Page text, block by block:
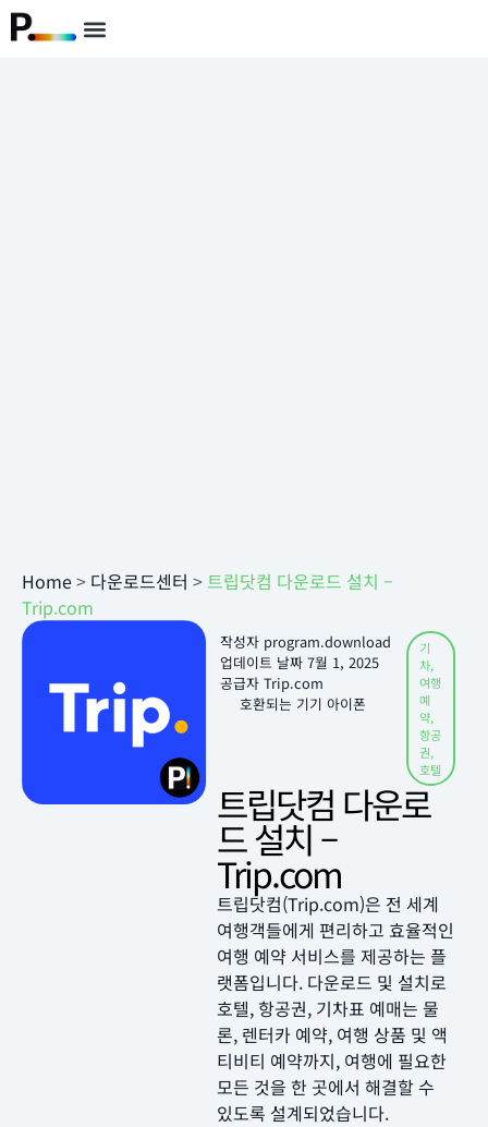
Home> 다운로드센터 > 트립닷컴 다운로드 설치 –
Trip.com
작성자 program.download
업데이트 날짜 7월 1, 2025
공급자 Trip.com
호환되는 기기 아이폰
기
차,
여행
예
약,
항공
권,
호텔
트립닷컴 다운로
드 설치 –
Trip.com
트립닷컴(Trip.com)은 전 세계
여행객들에게 편리하고 효율적인
여행 예약 서비스를 제공하는 플
랫폼입니다. 다운로드 및 설치로
호텔, 항공권, 기차표 예매는 물
론, 렌터카 예약, 여행 상품 및 액
티비티 예약까지, 여행에 필요한
모든 것을 한 곳에서 해결할 수
있도록 설계되었습니다.